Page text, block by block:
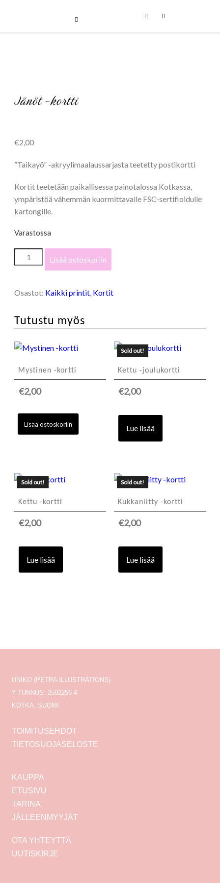
Jänöt -kortti
€2,00
”Taikayö” -akryylimaalaussarjasta teetetty postikortti
Kortit teetetään paikallisessa painotalossa Kotkassa,
ympäristöä vähemmän kuormittavalle FSC-sertifioidulle
kartongille.
Varastossa
Jänöt
-
määrä
Lisää ostoskoriin
Osastot: Kaikki printit, Kortit
Tutustu myös
Mystinen -kortti
€2,00
Lisää ostoskoriin
Sold out!
Kettu -joulukortti
€2,00
Lue lisää
Sold out!
Kettu -kortti
€2,00
Lue lisää
Sold out!
Kukkaniitty -kortti
€2,00
Lue lisää
UNIKO (PETRA ILLUSTRATIONS)
Y-TUNNUS: 2502256-4
KOTKA, SUOMI
TOIMITUSEHDOT
TIETOSUOJASELOSTE
KAUPPA
ETUSIVU
TARINA
JÄLLEENMYYJÄT
OTA YHTEYTTÄ
UUTISKIRJE